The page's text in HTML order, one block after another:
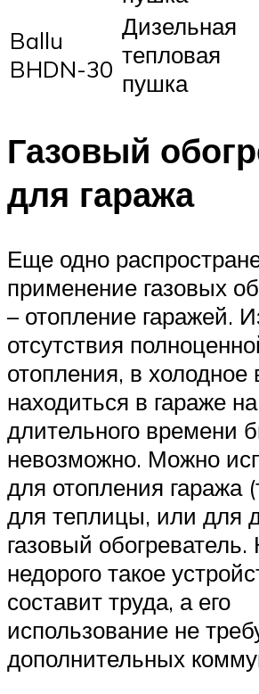
Ballu
BHDN-30
Дизельная
тепловая
пушка
Газовый
для гаража
Еще одно
применение газовых
– отопление гаражей.
отсутствия
отопления, в холодное
находиться в гараже
длительного времени
невозможно. Можно
для отопления гаража
для теплицы, или для
газовый обогреватель.
недорого такое
составит труда, а его
использование не
дополнительных